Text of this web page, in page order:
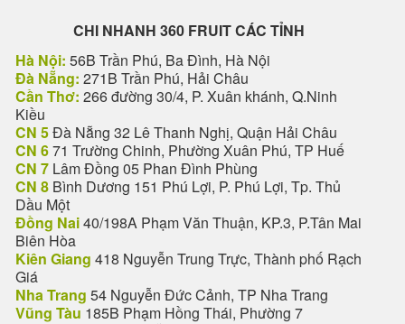
CHI NHANH 360 FRUIT CÁC TỈNH
Hà Nội: 56B Trần Phú, Ba Đình, Hà Nội
Đà Nẵng: 271B Trần Phú, Hải Châu
Cần Thơ: 266 đường 30/4, P. Xuân khánh, Q.Ninh
Kiều
CN 5Đà Nẵng 32 Lê Thanh Nghị, Quận Hải Châu
CN 671 Trường Chinh, Phường Xuân Phú, TP Huế
CN 7 Lâm Đồng 05 Phan Đình Phùng
CN 8 Bình Dương 151 Phú Lợi, P. Phú Lợi, Tp. Thủ
Dầu Một
Đồng Nai40/198A Phạm Văn Thuận, KP.3, P.Tân Mai
Biên Hòa
Kiên Giang 418 Nguyễn Trung Trực, Thành phố Rạch
Giá
Nha Trang 54 Nguyễn Đức Cảnh, TP Nha Trang
Vũng Tàu 185B Phạm Hồng Thái, Phường 7